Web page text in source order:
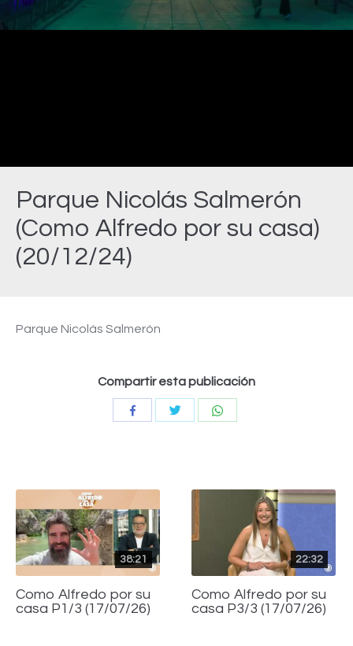
Parque Nicolás Salmerón
(Como Alfredo por su casa)
(20/12/24)
Video
Parque Nicolás Salmerón
Compartir esta publicación
CompartirCompartir
38:21
Como Alfredo por su
casa P1/3 (17/07/26)
22:32
Como Alfredo por su
casa P3/3 (17/07/26)